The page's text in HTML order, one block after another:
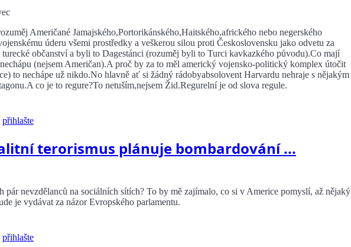
Američané Jamajského,Portorikánského,Haitského,afrického nebo negerského
úderu všemi prostředky a veškerou silou proti Československu jako odvetu za
občanství a byli to Dagestánci (rozuměj byli to Turci kavkazkého původu).Co mají
(nejsem Američan).A proč by za to měl americký vojensko-politický komplex útočit
to nechápe už nikdo.No hlavně ať si žádný rádobyabsolovent Harvardu nehraje s nějakým
co je to regure?To netuším,nejsem Žid.Regurelní je od slova regule.
přihlašte
terorismus plánuje bombardování ...
pár nevzdělanců na sociálních sítích? To by mě zajímalo, co si v Americe pomyslí, až nějaký
je vydávat za názor Evropského parlamentu.
přihlašte